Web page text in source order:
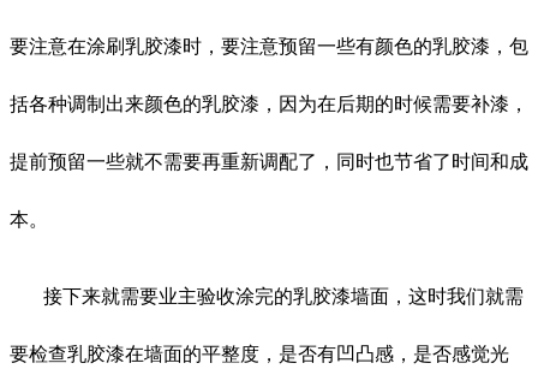
要注意在涂刷乳胶漆时，要注意预留一些有颜色的乳胶漆，包
括各种调制出来颜色的乳胶漆，因为在后期的时候需要补漆，
提前预留一些就不需要再重新调配了，同时也节省了时间和成
本。
接下来就需要业主验收涂完的乳胶漆墙面，这时我们就需
要检查乳胶漆在墙面的平整度，是否有凹凸感，是否感觉光